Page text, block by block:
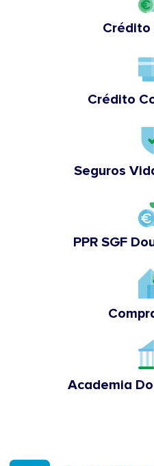
Crédito
Crédito
Seguros
PPR SGF
Academia